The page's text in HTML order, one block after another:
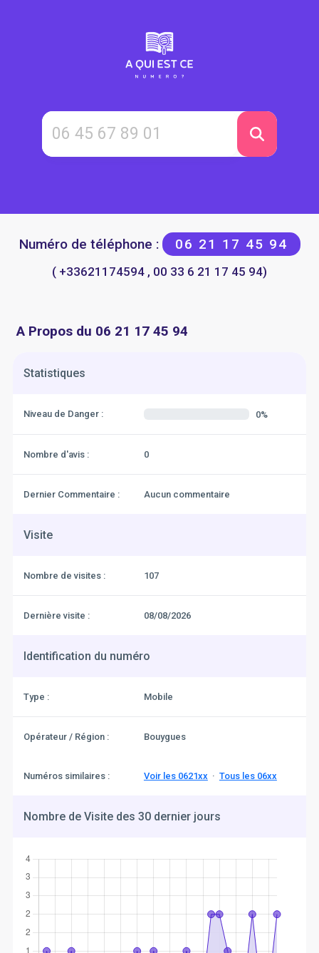
Numéro de téléphone : 06 21 17 45 94
( +33621174594 , 00 33 6 21 17 45 94)
A Propos du 06 21 17 45 94
Statistiques
Niveau de Danger : 0%
Nombre d'avis : 0
Dernier Commentaire : Aucun commentaire
Visite
Nombre de visites : 107
Dernière visite : 08/08/2026
Identification du numéro
Type : Mobile
Opérateur / Région : Bouygues
Numéros similaires : Voir les 0621xx· Tous les 06xx
Nombre de Visite des 30 dernier jours